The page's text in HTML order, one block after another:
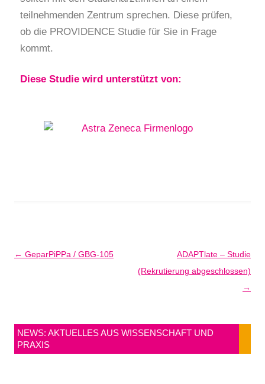
teilnehmenden Zentrum sprechen. Diese prüfen,
ob die PROVIDENCE Studie für Sie in Frage
kommt.
Diese Studie wird unterstützt von:
Beitragsnavigation
← GeparPiPPa / GBG-105
ADAPTlate – Studie
(Rekrutierung abgeschlossen)
→
NEWS: AKTUELLES AUS WISSENSCHAFT UND
PRAXIS